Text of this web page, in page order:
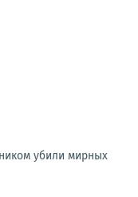
убили мирных